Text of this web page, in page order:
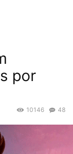
por
48
10146